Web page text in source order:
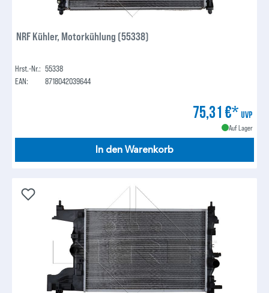
NRF Kühler, Motorkühlung (55338)
Hrst.-Nr.: 55338
EAN:
8718042039644
75,31 €* UVP
Auf Lager
In den Warenkorb